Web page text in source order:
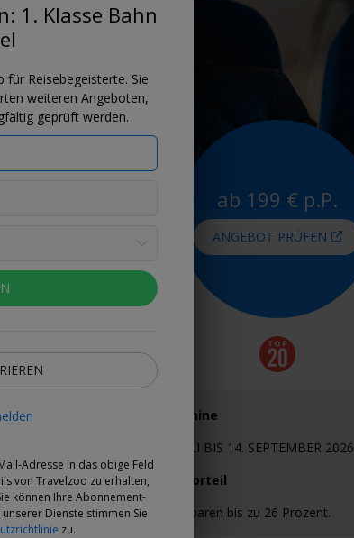
nach
und dem Hotel
10 und 26
ab 199 € p.P.
ANGEBOT PRÜFEN
Termine
1. JULI BIS 14. SEPTEMBER 2026
Ihr Vorteil
Sie sparen bis zu 26 Prozent.
1. Klasse Bahn
für Reisebegeisterte. Sie
weiteren Angeboten,
geprüft werden.
Adresse in das obige Feld
von Travelzoo zu erhalten,
können Ihre Abonnement-
Dienste stimmen Sie
zu.